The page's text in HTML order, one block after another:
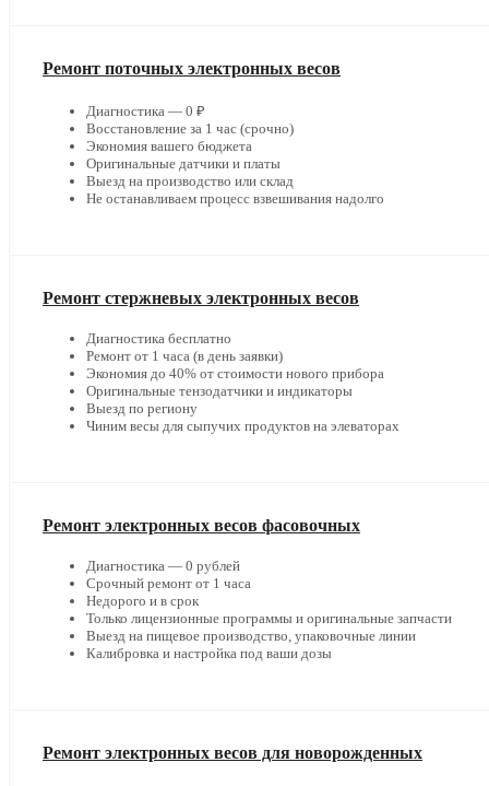
Ремонт поточных электронных весов
Диагностика — 0 ₽
Восстановление за 1 час (срочно)
Экономия вашего бюджета
Оригинальные датчики и платы
Выезд на производство или склад
Не останавливаем процесс взвешивания надолго
Ремонт стержневых электронных весов
Диагностика бесплатно
Ремонт от 1 часа (в день заявки)
Экономия до 40% от стоимости нового прибора
Оригинальные тензодатчики и индикаторы
Выезд по региону
Чиним весы для сыпучих продуктов на элеваторах
Ремонт электронных весов фасовочных
Диагностика — 0 рублей
Срочный ремонт от 1 часа
Недорого и в срок
Только лицензионные программы и оригинальные запчасти
Выезд на пищевое производство, упаковочные линии
Калибровка и настройка под ваши дозы
Ремонт электронных весов для новорожденных